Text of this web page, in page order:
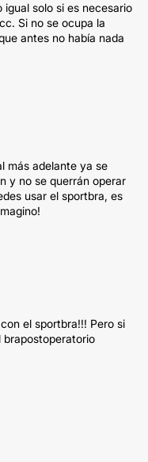
solo si es necesario
Si no se ocupa la
antes no había nada
más adelante ya se
y no se querrán operar
usar el sportbra, es
el sportbra!!! Pero si
brapostoperatorio